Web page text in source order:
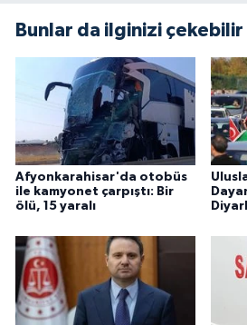
Bunlar da ilginizi çekebilir
Afyonkarahisar'da otobüs
ile kamyonet çarpıştı: Bir
ölü, 15 yaralı